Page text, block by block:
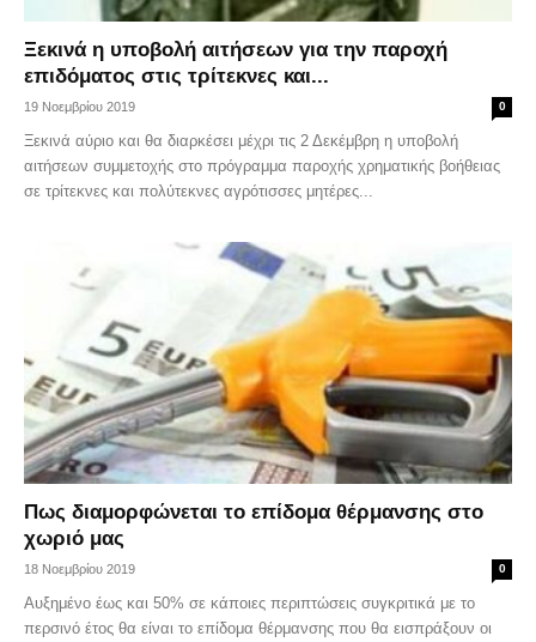
Ξεκινά η υποβολή αιτήσεων για την παροχή
επιδόματος στις τρίτεκνες και...
19 Νοεμβρίου 2019 0
Ξεκινά αύριο και θα διαρκέσει μέχρι τις 2 Δεκέμβρη η υποβολή
αιτήσεων συμμετοχής στο πρόγραμμα παροχής χρηματικής βοήθειας
σε τρίτεκνες και πολύτεκνες αγρότισσες μητέρες...
Πως διαμορφώνεται το επίδομα θέρμανσης στο
χωριό μας
18 Νοεμβρίου 2019 0
Αυξημένο έως και 50% σε κάποιες περιπτώσεις συγκριτικά με το
περσινό έτος θα είναι το επίδομα θέρμανσης που θα εισπράξουν οι